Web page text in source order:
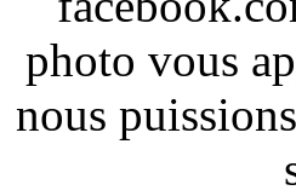
photo vous
nous